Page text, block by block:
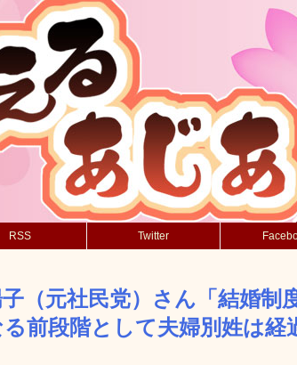
RSS Twitter
子（元社民党）さん「結婚制
前段階として夫婦別姓は経